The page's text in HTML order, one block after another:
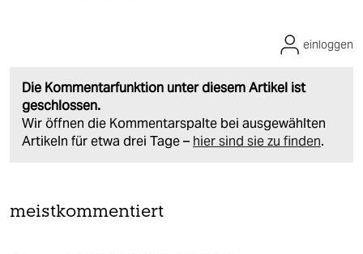
Die Kommentarfunktion unter diesem Artikel ist
geschlossen.
Wir öffnen die Kommentarspalte bei ausgewählten
Artikeln für etwa drei Tage – hier sind sie zu finden.
einloggen
meistkommentiert